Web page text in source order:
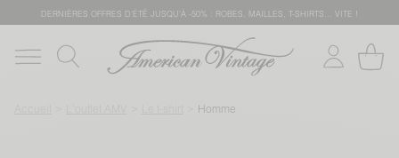
DERNIÈRES OFFRES D'ÉTÊ JUSQU'À -50% : ROBES, MAILLES, T-SHIRTS... VITE !
Homme